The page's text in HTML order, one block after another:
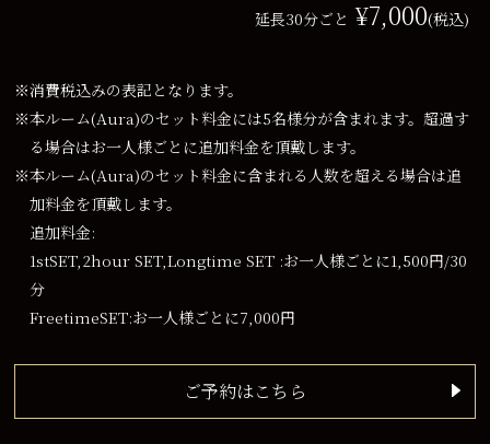
延長30分ごと ¥7,000(税込)
※消費税込みの表記となります。
※本ルーム(Aura)のセット料金には5名様分が含まれます。超過す
る場合はお一人様ごとに追加料金を頂戴します。
※本ルーム(Aura)のセット料金に含まれる人数を超える場合は追
加料金を頂戴します。
追加料金:
1stSET,2hour SET,Longtime SET :お一人様ごとに1,500円/30
分
FreetimeSET:お一人様ごとに7,000円
ご予約はこちら